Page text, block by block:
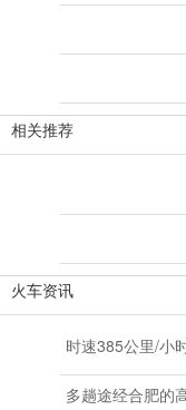
相关推荐
火车资讯
时速385公里/小
多趟途经合肥的